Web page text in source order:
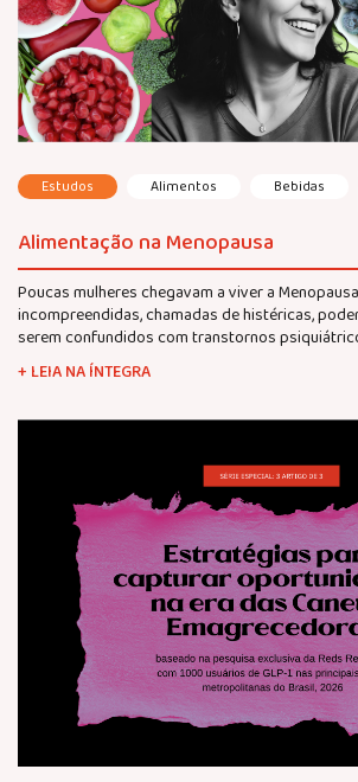
Estudos Alimentos Bebidas
Alimentação na Menopausa
Poucas mulheres chegavam a viver a
incompreendidas, chamadas de histéricas,
serem confundidos com transtornos
+ LEIA NA ÍNTEGRA